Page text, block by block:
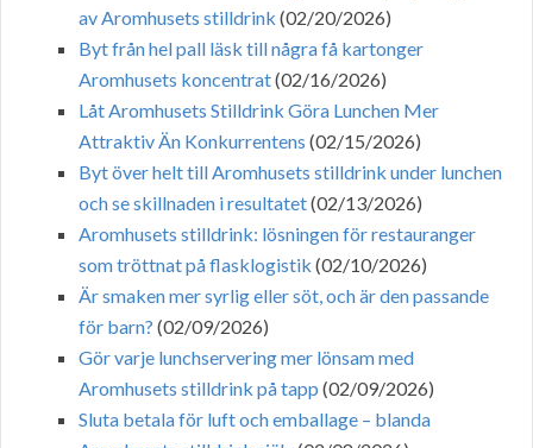
av Aromhusets stilldrink (02/20/2026)
Byt från hel pall läsk till några få kartonger
Aromhusets koncentrat(02/16/2026)
Låt Aromhusets Stilldrink Göra Lunchen Mer
Attraktiv Än Konkurrentens (02/15/2026)
Byt över helt till Aromhusets stilldrink under lunchen
och se skillnaden i resultatet(02/13/2026)
Aromhusets stilldrink: lösningen för restauranger
som tröttnat på flasklogistik (02/10/2026)
Är smaken mer syrlig eller söt, och är den passande
för barn? (02/09/2026)
Gör varje lunchservering mer lönsam med
Aromhusets stilldrink på tapp (02/09/2026)
Sluta betala för luft och emballage – blanda